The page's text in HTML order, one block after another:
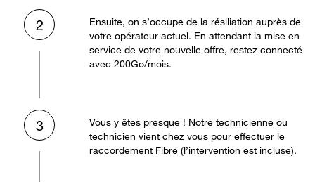
2
Ensuite, on s’occupe de la résiliation auprès de
votre opérateur actuel. En attendant la mise en
service de votre nouvelle offre, restez connecté
avec 200Go/mois.
3
Vous y êtes presque ! Notre technicienne ou
technicien vient chez vous pour effectuer le
raccordement Fibre (l’intervention est incluse).